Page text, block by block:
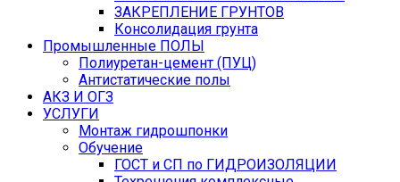
ЗАКРЕПЛЕНИЕ ГРУНТОВ
Консолидация грунта
Промышленные ПОЛЫ
Полиуретан-цемент (ПУЦ)
Антистатические полы
АКЗ И ОГЗ
УСЛУГИ
Монтаж гидрошпонки
Обучение
ГОСТ и СП по ГИДРОИЗОЛЯЦИИ